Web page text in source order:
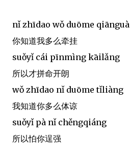
nǐ zhīdao wǒ duōme qiānguà
你知道我多么牵挂
suǒyǐ cái pīnmìng kāilǎng
所以才拼命开朗
wǒ zhīdao nǐ duōme tǐliàng
我知道你多么体谅
suǒyǐ pà nǐ chěngqiáng
所以怕你逞强